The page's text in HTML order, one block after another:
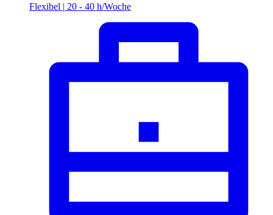
Flexibel | 20 - 40 h/Woche